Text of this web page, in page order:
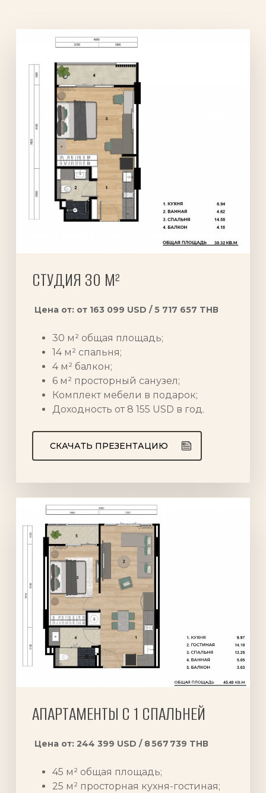
СТУДИЯ 30 М²
Цена от: от 163 099 USD / 5 717 657 TНВ
30 м² общая площадь;
14 м² спальня;
4 м² балкон;
6 м² просторный санузел;
Комплект мебели в подарок;
Доходность от 8 155 USD в год.
СКАЧАТЬ ПРЕЗЕНТАЦИЮ
АПАРТАМЕНТЫ С 1 СПАЛЬНЕЙ
Цена от: 244 399 USD / 8 567 739 TНВ
45 м² общая площадь;
25 м² просторная кухня-гостиная;